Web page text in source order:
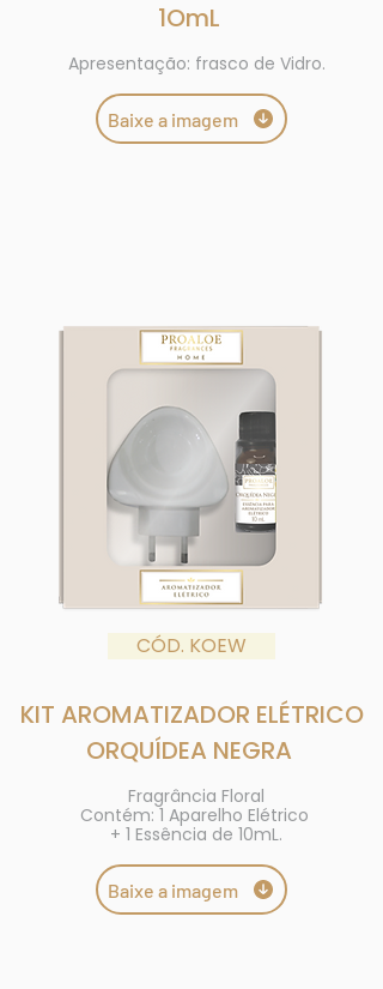
1OmL
Apresentação: frasco de Vidro.
Baixe a imagem
CÓD. KOEW
KIT AROMATIZADOR ELÉTRICO
ORQUÍDEA NEGRA
Fragrância Floral
Contém: 1 Aparelho Elétrico
+ 1 Essência de 10mL.
Baixe a imagem